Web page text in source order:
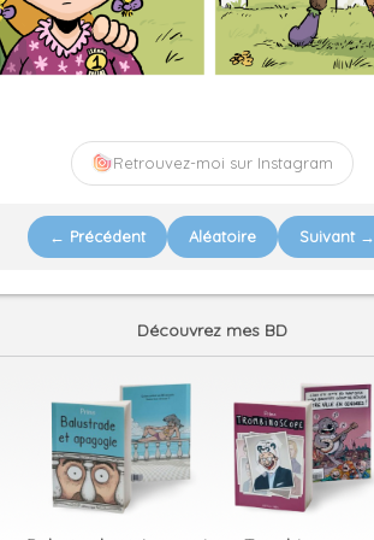
Retrouvez-moi sur Instagram
← Précédent Aléatoire Suivant →
Découvrez mes BD